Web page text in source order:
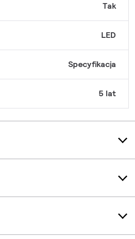
Tak
LED
Specyfikacja
5 lat